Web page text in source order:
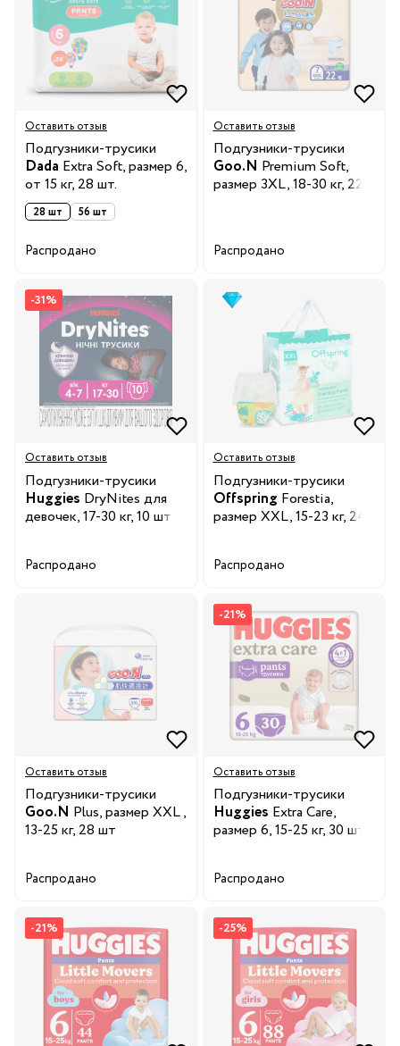
Оставить отзыв
Подгузники-трусики
Dada Extra Soft, размер 6,
от 15 кг, 28 шт.
28 шт 56 шт
Распродано
Оставить отзыв
Подгузники-трусики
Goo.N Premium Soft,
размер 3XL, 18-30 кг, 22
Распродано
-31%
Оставить отзыв
Подгузники-трусики
Huggies DryNites для
девочек, 17-30 кг, 10 шт
Распродано
Оставить отзыв
Подгузники-трусики
Offspring Forestia,
размер XXL, 15-23 кг, 24
Распродано
Оставить отзыв
Подгузники-трусики
Goo.N Plus, размер XXL ,
13-25 кг, 28 шт
Распродано
-21%
Оставить отзыв
Подгузники-трусики
Huggies Extra Care,
размер 6, 15-25 кг, 30 шт.
Распродано
-21% -25%